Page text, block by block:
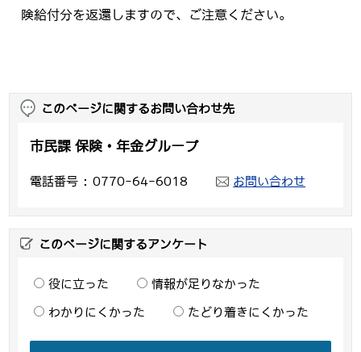
険給付分を返還しますので、ご注意ください。
このページに関するお問い合わせ先
市民課 保険・年金グループ
電話番号 0770-64-6018 お問い合わせ
このページに関するアンケート
役に立った 情報が足りなかった
わかりにくかった たどり着きにくかった